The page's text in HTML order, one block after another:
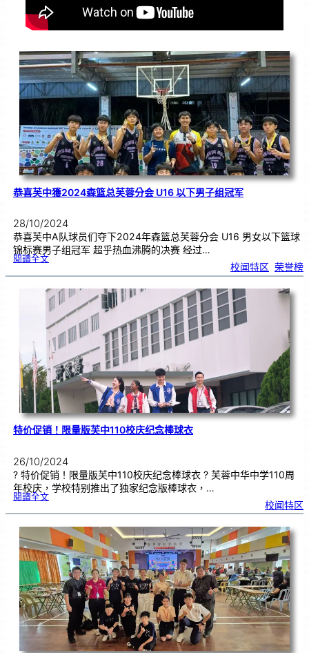
恭喜芙中獲2024森篮总芙蓉分会 U16 以下男子组冠军
28/10/2024
恭喜芙中A队球员们夺下2024年森篮总芙蓉分会 U16 男女以下篮球
锦标赛男子组冠军 超乎热血沸腾的决赛 经过…
閱讀全文:恭
中
2
0
2
4森
篮
芙
蓉
分会
U
16
以
下男
子
组
冠
军
校闻特区 荣誉榜
特价促销！限量版芙中110校庆纪念棒球衣
26/10/2024
? 特价促销！限量版芙中110校庆纪念棒球衣 ? 芙蓉中华中学110周
年校庆，学校特别推出了独家纪念版棒球衣，…
閱讀全文:特
销
限
量
版芙
中
1
1
0
校
庆
纪
念
棒
球
衣
校闻特区